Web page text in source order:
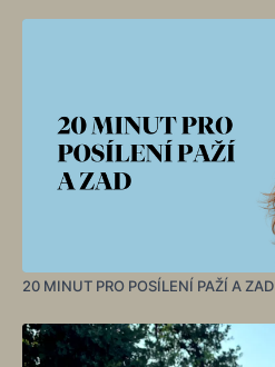
20 MINUT PRO POSÍLENÍ PAŽÍ A ZAD